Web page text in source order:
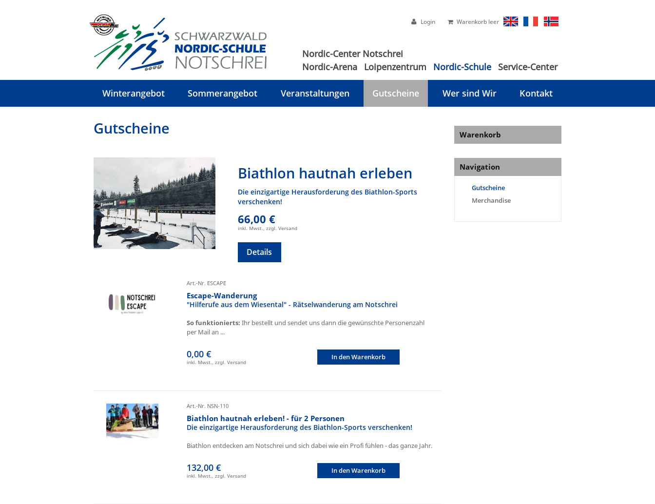
Login Warenkorb leer
Nordic-Center Notschrei
Nordic-Arena
Loipenzentrum Nordic-Schule Service-Center
Winterangebot Sommerangebot Veranstaltungen Gutscheine Wer sind Wir Kontakt
Gutscheine
Biathlon hautnah erleben
Die einzigartige Herausforderung des Biathlon-Sports
verschenken!
66,00 €
inkl. Mwst., zzgl. Versand
Details
Art.-Nr. ESCAPE
Escape-Wanderung
"Hilferufe aus dem Wiesental" - Rätselwanderung am Notschrei
So funktionierts: Ihr bestellt und sendet uns dann die gewünschte Personenzahl
per Mail an ...
0,00 €
inkl. Mwst., zzgl. Versand
In den Warenkorb
Art.-Nr. NSN-110
Biathlon hautnah erleben! - für 2 Personen
Die einzigartige Herausforderung des Biathlon-Sports verschenken!
Biathlon entdecken am Notschrei und sich dabei wie ein Profi fühlen - das ganze Jahr.
132,00 €
inkl. Mwst., zzgl. Versand
In den Warenkorb
Warenkorb
Navigation
Gutscheine
Merchandise